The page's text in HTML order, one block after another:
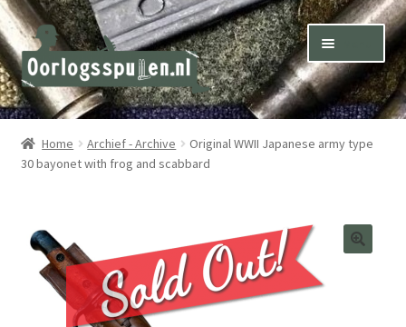
Skip
to
navigation
Skip
to
content
Winkel – Shop
Over ons – About us
Contact
Terms & Conditions – Shipping & Delivery
Home Archief - Archive
Original WWII Japanese army type
30 bayonet with frog and scabbard